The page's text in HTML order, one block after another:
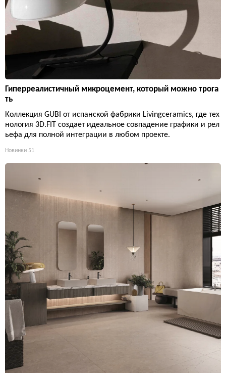
Гиперреалистичный микроцемент, который можно трога
ть
Коллекция GUBI от испанской фабрики Livingceramics, где тех
нология 3D.FIT создает идеальное совпадение графики и рел
ьефа для полной интеграции в любом проекте.
Новинки 51